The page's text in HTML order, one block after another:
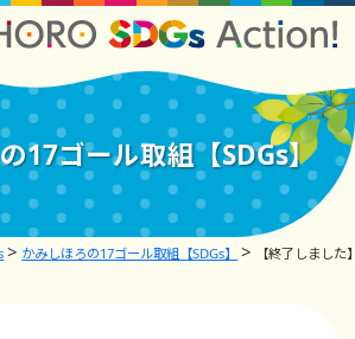
17ゴール取組【SDGs】
かみしほろの17ゴール取組【SDGs】 【終了しまし